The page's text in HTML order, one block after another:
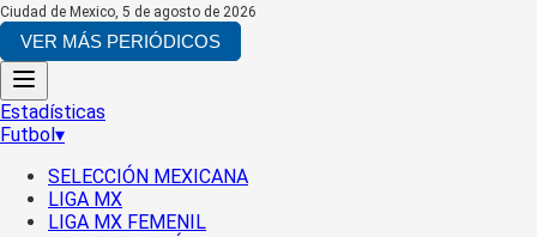
Ciudad de Mexico, 5 de agosto de 2026
VER MÁS PERIÓDICOS
Estadísticas
Futbol▾
SELECCIÓN MEXICANA
LIGA MX
LIGA MX FEMENIL